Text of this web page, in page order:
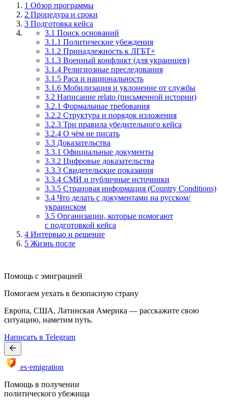
1 Обзор программы
2 Процедура и сроки
3 Подготовка кейса
3.1 Поиск оснований
3.1.1 Политические убеждения
3.1.2 Принадлежность к ЛГБТ+
3.1.3 Военный конфликт (для украинцев)
3.1.4 Религиозные преследования
3.1.5 Раса и национальность
3.1.6 Мобилизация и уклонение от службы
3.2 Написание relato (письменной истории)
3.2.1 Формальные требования
3.2.2 Структура и порядок изложения
3.2.3 Три правила убедительного кейса
3.2.4 О чём не писать
3.3 Доказательства
3.3.1 Официальные документы
3.3.2 Цифровые доказательства
3.3.3 Свидетельские показания
3.3.4 СМИ и публичные источники
3.3.5 Страновая информация (Country Conditions)
3.4 Что делать с документами на русском/
украинском
3.5 Организации, которые помогают
с подготовкой кейса
4 Интервью и решение
5 Жизнь после
Помощь с эмиграцией
Помогаем уехать в безопасную страну
Европа, США, Латинская Америка — расскажите свою
ситуацию, наметим путь.
Написать в Telegram
es·emigration
Помощь в получении
политического убежища